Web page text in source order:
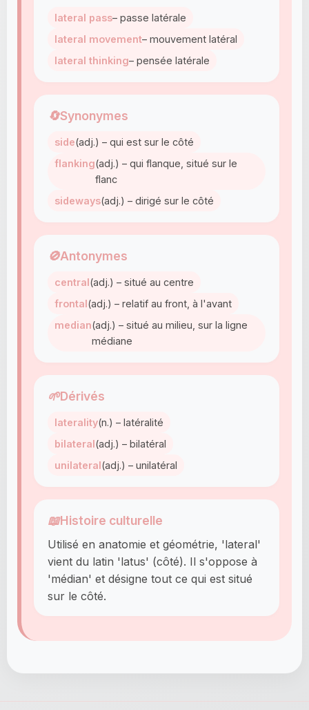
lateral pass– passe latérale
lateral movement– mouvement latéral
lateral thinking– pensée latérale
🔄Synonymes
side(adj.) – qui est sur le côté
flanking(adj.) – qui flanque, situé sur le
flanc
sideways(adj.) – dirigé sur le côté
🚫Antonymes
central(adj.) – situé au centre
frontal(adj.) – relatif au front, à l'avant
median(adj.) – situé au milieu, sur la ligne
médiane
🌱Dérivés
laterality(n.) – latéralité
bilateral(adj.) – bilatéral
unilateral(adj.) – unilatéral
📖Histoire culturelle
Utilisé en anatomie et géométrie, 'lateral'
vient du latin 'latus' (côté). Il s'oppose à
'médian' et désigne tout ce qui est situé
sur le côté.